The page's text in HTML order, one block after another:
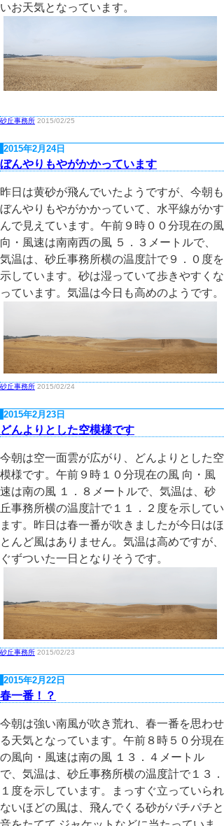
いお天気となっています。
砂丘事務所 2015/02/25
2015年2月24日
ぼんやりもやがかかっています
昨日は黄砂が飛んでいたようですが、今朝も
ぼんやりもやがかかっていて、水平線がかす
んで見えています。午前９時００分現在の風
向・風速は南南西の風 ５．３メートルで、
気温は、砂丘事務所横の温度計で９．０度を
示しています。砂は湿っていて歩きやすくな
っています。気温は今日も高めのようです。
砂丘事務所 2015/02/24
2015年2月23日
どんよりとした空模様です
今朝は空一面雲が広がり、どんよりとした空
模様です。午前９時１０分現在の風 向・風
速は南の風 １．８メートルで、気温は、砂
丘事務所横の温度計で１１．２度を示してい
ます。昨日は春一番が吹きましたが今日はほ
とんど風はありません。気温は高めですが、
ぐずついた一日となりそうです。
砂丘事務所 2015/02/23
2015年2月22日
春一番！？
今朝は強い南風が吹き荒れ、春一番を思わせ
る天気となっています。午前８時５０分現在
の風向・風速は南の風 １３．４メートル
で、気温は、砂丘事務所横の温度計で１３．
１度を示しています。まっすぐ立っていられ
ないほどの風は、飛んでくる砂がパチパチと